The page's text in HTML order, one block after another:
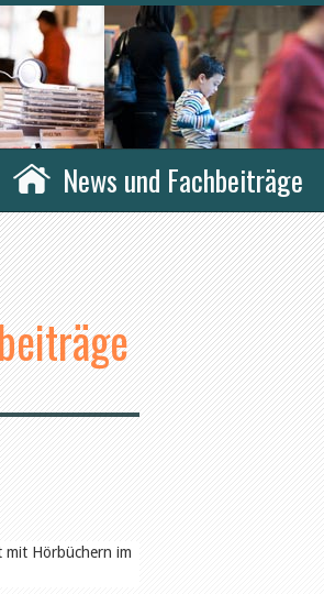
News und Fachbeiträge
Hörbüchern im